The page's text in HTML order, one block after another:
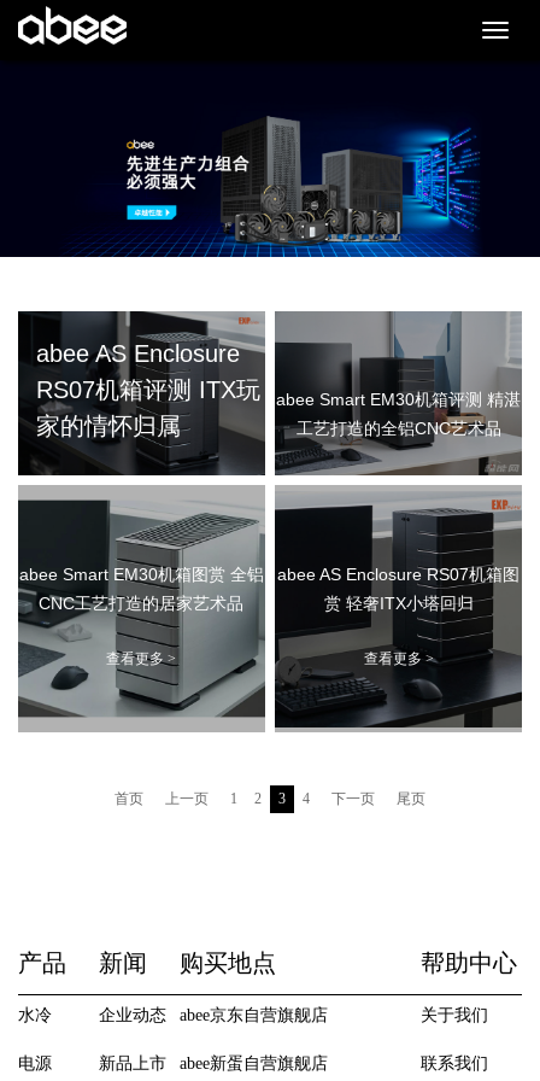
切
abee AS Enclosure
RS07机箱评测 ITX玩
家的情怀归属
查看更多 >
abee Smart EM30机箱评测 精湛
工艺打造的全铝CNC艺术品
查看更多 >
abee Smart EM30机箱图赏 全铝
CNC工艺打造的居家艺术品
查看更多 >
abee AS Enclosure RS07机箱图
赏 轻奢ITX小塔回归
查看更多 >
首页 上一页 1 2 3 4 下一页 尾页
产品
水冷
电源
新闻
企业动态
新品上市
购买地点
abee京东自营旗舰店
abee新蛋自营旗舰店
帮助中心
关于我们
联系我们